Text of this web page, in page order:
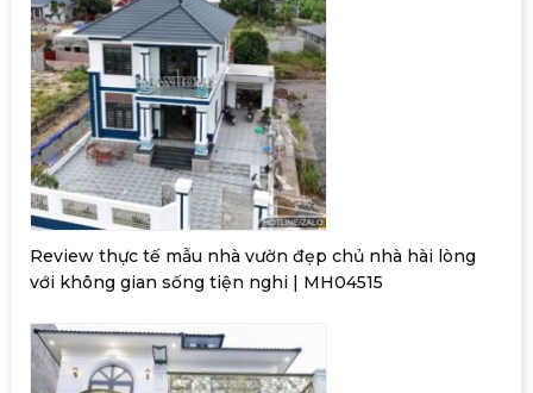
Review thực tế mẫu nhà vườn đẹp chủ nhà hài lòng
với không gian sống tiện nghi | MH04515